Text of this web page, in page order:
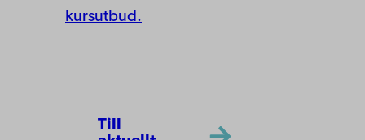
kursutbud.
Till